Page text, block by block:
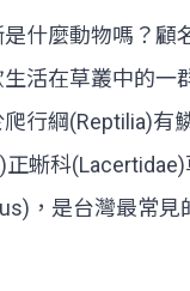
什麼動物嗎？顧
活在草叢中的一
行綱(Reptilia)有
正蜥科
，是台灣最常見